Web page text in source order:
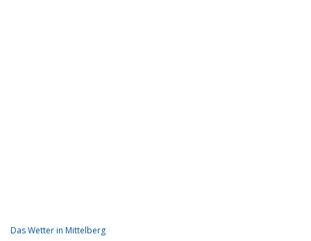
Das Wetter in Mittelberg